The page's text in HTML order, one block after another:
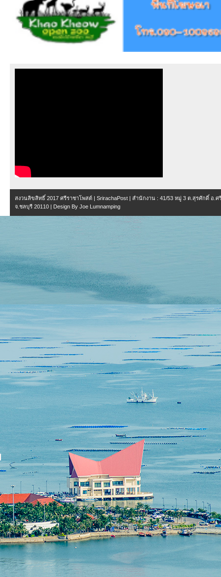
สงวนลิขสิทธิ์ 2017 ศรีราชาโพสต์ | SrirachaPost | สำนักงาน : 41/53 หมู่ 3 ต.สุรศักดิ์ อ.ศ
จ.ชลบุรี 20110 | Design By Joe Lumnamping